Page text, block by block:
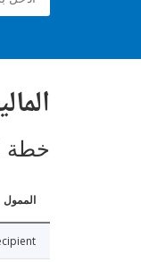
خطة
الممول